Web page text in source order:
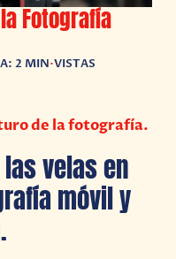
Fotografía
2 MIN•VISTAS
de la fotografía.
velas en
móvil y